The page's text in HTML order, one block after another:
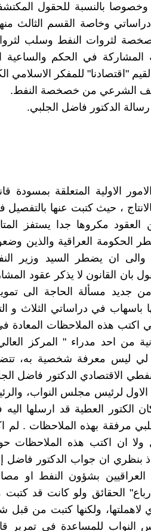
وخصوصا بالنسبة للحقول
وخاصة القسم الثالث
لثروات النفط وسلب
المشاركة في الحكم والساعية
"اقتصادنا" للمفكر الاسلامي
الشرعي من خصخصة النفط.
الدكتور فاضل الجلبي.
الاولية المتعلقة بمسودة
، حيث كتبت عنها
العقود مكروها جدا يستفز
الحكومة العراقية والذين
والى ان يضطر السيد وزير
القانون لا يذكر عقود
جديد مسألة الحاجة الى
باسهاب في دراساتي الثلاث و
اكتب هذه الملاحظات المعادة
الكترونية من احد مدراء " المركز
لي ليس معرفة شخصية به،
الاقتصادي الدكتور فاضل
الاول لرئيس مجلس النواب،
مرفقة بهذه الملاحظات . لم
ان اكتب هذه الملاحظات
بنظري ان جواب الدكتور فاضل
العراقيين بشؤون النفط او
ارباع" الحقائق ولو كانت قد
لاهملتها، ولكنها كتبت من
للمساعدة في تمرير